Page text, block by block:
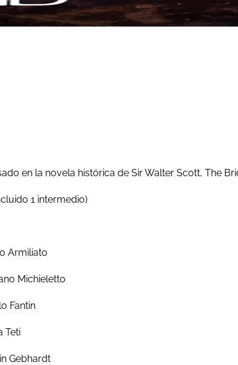
en la novela histórica de Sir Walter Scott, The
1 intermedio)